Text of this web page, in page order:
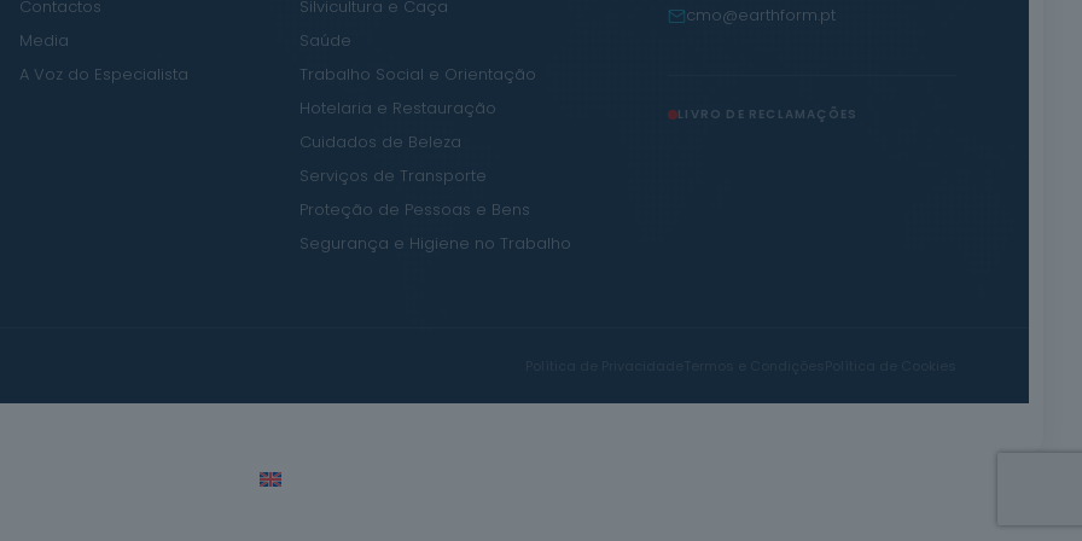
Contactos
Media
A Voz do Especialista
Silvicultura e Caça
Saúde
Trabalho Social e Orientação
Hotelaria e Restauração
Cuidados de Beleza
Serviços de Transporte
Proteção de Pessoas e Bens
Segurança e Higiene no Trabalho
cmo@earthform.pt
LIVRO DE RECLAMAÇÕES